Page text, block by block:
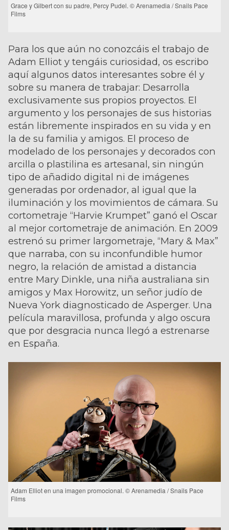
Grace y Gilbert con su padre, Percy Pudel. © Arenamedia / Snails Pace
Films
Para los que aún no conozcáis el trabajo de
Adam Elliot y tengáis curiosidad, os escribo
aquí algunos datos interesantes sobre él y
sobre su manera de trabajar: Desarrolla
exclusivamente sus propios proyectos. El
argumento y los personajes de sus historias
están libremente inspirados en su vida y en
la de su familia y amigos. El proceso de
modelado de los personajes y decorados con
arcilla o plastilina es artesanal, sin ningún
tipo de añadido digital ni de imágenes
generadas por ordenador, al igual que la
iluminación y los movimientos de cámara. Su
cortometraje “Harvie Krumpet” ganó el Oscar
al mejor cortometraje de animación. En 2009
estrenó su primer largometraje, “Mary & Max”
que narraba, con su inconfundible humor
negro, la relación de amistad a distancia
entre Mary Dinkle, una niña australiana sin
amigos y Max Horowitz, un señor judío de
Nueva York diagnosticado de Asperger. Una
película maravillosa, profunda y algo oscura
que por desgracia nunca llegó a estrenarse
en España.
Adam Elliot en una imagen promocional. © Arenamedia / Snails Pace
Films